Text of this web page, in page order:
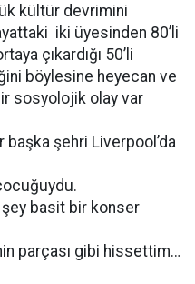
kültür devrimini
iki üyesinden 80’li
çıkardığı 50’li
böylesine heyecan ve
sosyolojik olay var
şehri Liverpool’da
basit bir konser
parçası gibi hissettim…